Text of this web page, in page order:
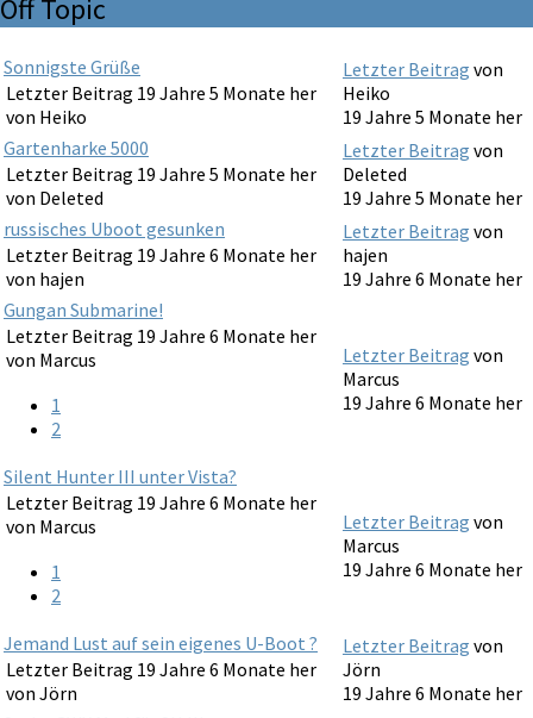
Off Topic
Sonnigste Grüße
Letzter Beitrag 19 Jahre 5 Monate her
von Heiko
Letzter Beitrag von
Heiko
19 Jahre 5 Monate her
Gartenharke 5000
Letzter Beitrag 19 Jahre 5 Monate her
von Deleted
Letzter Beitrag von
Deleted
19 Jahre 5 Monate her
russisches Uboot gesunken
Letzter Beitrag 19 Jahre 6 Monate her
von hajen
Letzter Beitrag von
hajen
19 Jahre 6 Monate her
Gungan Submarine!
Letzter Beitrag 19 Jahre 6 Monate her
von Marcus
1
2
Letzter Beitrag von
Marcus
19 Jahre 6 Monate her
Silent Hunter III unter Vista?
Letzter Beitrag 19 Jahre 6 Monate her
von Marcus
1
2
Letzter Beitrag von
Marcus
19 Jahre 6 Monate her
Jemand Lust auf sein eigenes U-Boot ?
Letzter Beitrag 19 Jahre 6 Monate her
von Jörn
Letzter Beitrag von
Jörn
19 Jahre 6 Monate her